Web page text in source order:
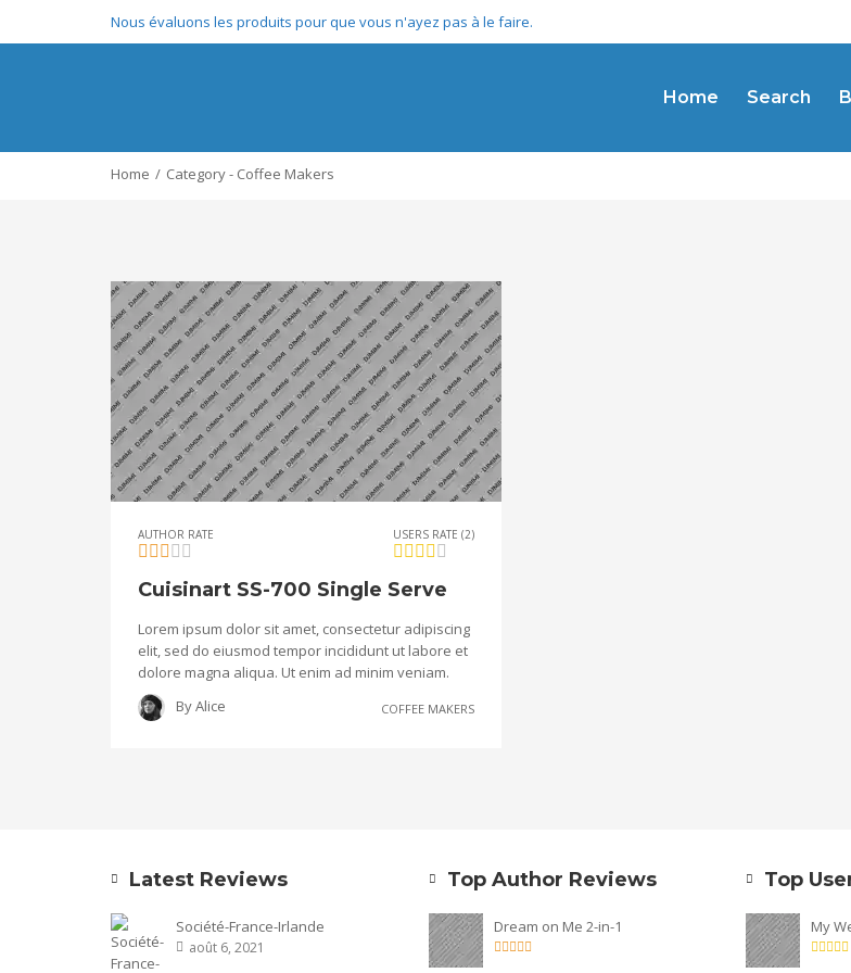
Nous évaluons les produits pour que vous n'ayez pas à le faire.
Home Search
Home Category - Coffee Makers
AUTHOR RATE USERS RATE (2)
Cuisinart SS-700 Single Serve
Lorem ipsum dolor sit amet, consectetur adipiscing
elit, sed do eiusmod tempor incididunt ut labore et
dolore magna aliqua. Ut enim ad minim veniam.
ByAlice COFFEE MAKERS
Latest Reviews
Société-France-Irlande
août 6, 2021
Top Author Reviews
Dream on Me 2-in-1
Top
My